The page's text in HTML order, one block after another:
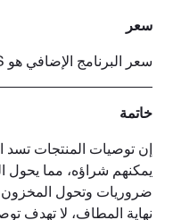
سعر
سعر البرنامج الإضافي هو $49/
خاتمة
إن توصيات المنتجات تسد
يمكنهم شراؤه، مما يحول
ضروريات وتحول
نهاية المطاف، لا تهدف